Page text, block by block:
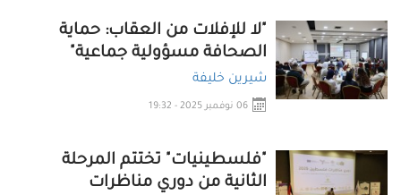
"لا للإفلات من العقاب: حماية
الصحافة مسؤولية جماعية"
شيرين خليفة
06 نوفمبر 2025 - 19:32
"فلسطينيات" تختتم المرحلة
الثانية من دوري مناظرات